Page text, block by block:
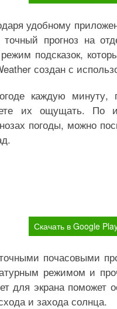
удобному
прогноз на
подсказок,
создан с
каждую минуту,
их ощущать. По
погоды, можно
Скачать в Google
почасовыми
режимом и
для экрана поможет
и захода солнца.